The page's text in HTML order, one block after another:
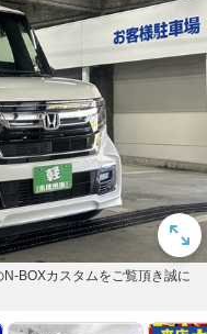
BOXカスタムをご覧頂き誠に